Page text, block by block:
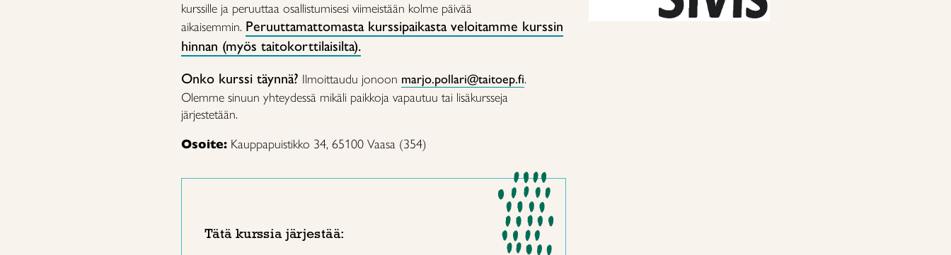
kurssille ja peruuttaa osallistumisesi viimeistään kolme päivää
aikaisemmin. Peruuttamattomasta kurssipaikasta veloitamme kurssin
hinnan (myös taitokorttilaisilta).
Onko kurssi täynnä? Ilmoittaudu jonoon marjo.pollari@taitoep.fi.
Olemme sinuun yhteydessä mikäli paikkoja vapautuu tai lisäkursseja
järjestetään.
Osoite: Kauppapuistikko 34, 65100 Vaasa (354)
Tätä kurssia järjestää: